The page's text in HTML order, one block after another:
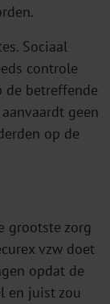
Sociaal
controle
de betreffende
geen
op de
grootste zorg
vzw doet
opdat de
en juist zou